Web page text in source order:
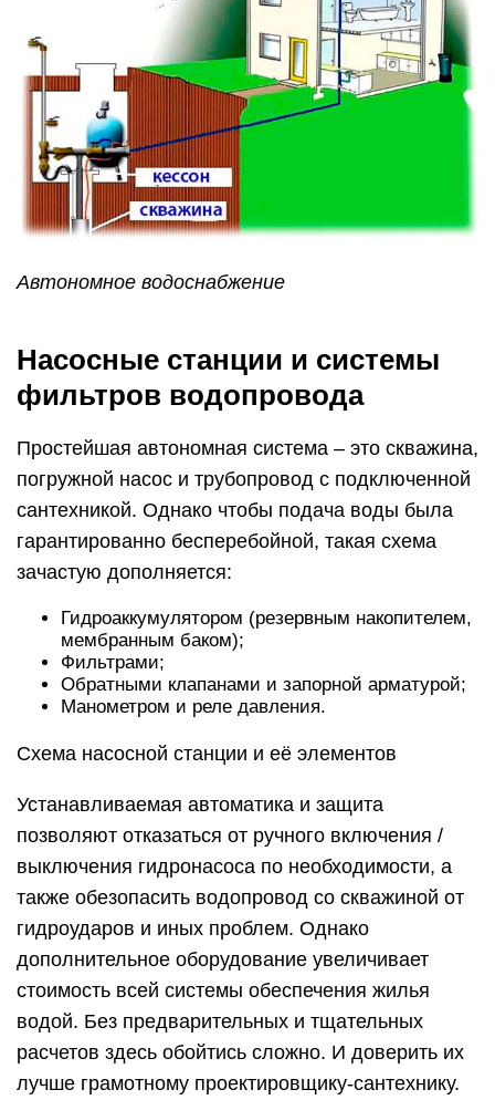
Автономное водоснабжение
Насосные станции и системы
фильтров водопровода
Простейшая автономная система – это скважина,
погружной насос и трубопровод с подключенной
сантехникой. Однако чтобы подача воды была
гарантированно бесперебойной, такая схема
зачастую дополняется:
Гидроаккумулятором (резервным накопителем,
мембранным баком);
Фильтрами;
Обратными клапанами и запорной арматурой;
Манометром и реле давления.
Схема насосной станции и её элементов
Устанавливаемая автоматика и защита
позволяют отказаться от ручного включения /
выключения гидронасоса по необходимости, а
также обезопасить водопровод со скважиной от
гидроударов и иных проблем. Однако
дополнительное оборудование увеличивает
стоимость всей системы обеспечения жилья
водой. Без предварительных и тщательных
расчетов здесь обойтись сложно. И доверить их
лучше грамотному проектировщику-сантехнику.